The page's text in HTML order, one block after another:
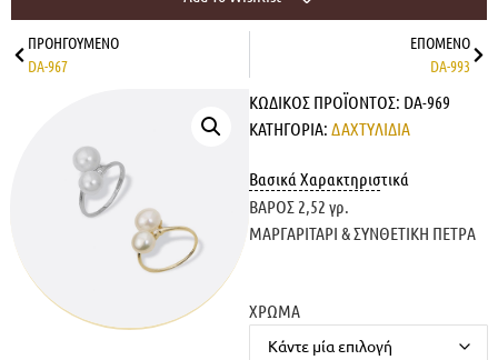
ΠΡΟΗΓΟΎΜΕΝΟ
DA-967
ΕΠΌΜΕΝΟ
DA-993
ΚΩΔΙΚΌΣ ΠΡΟΪΌΝΤΟΣ: DA-969
ΚΑΤΗΓΟΡΊΑ: ΔΑΧΤΥΛΙΔΙΑ
Βασικά Χαρακτηριστικά
ΒΑΡΟΣ 2,52 γρ.
ΜΑΡΓΑΡΙΤΑΡΙ & ΣΥΝΘΕΤΙΚΗ ΠΕΤΡΑ
ΧΡΩΜΑ